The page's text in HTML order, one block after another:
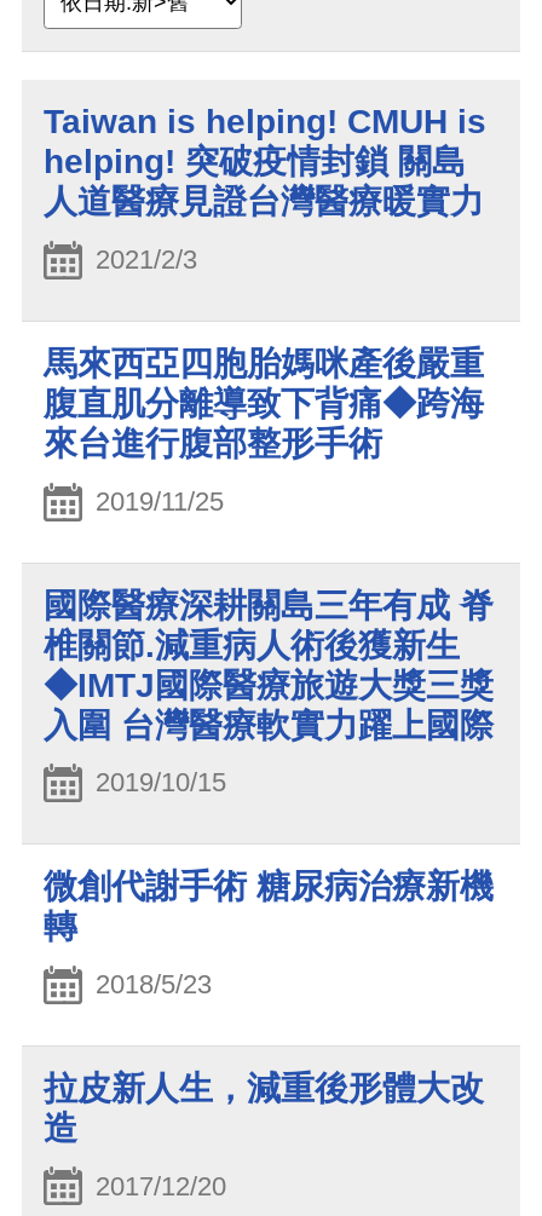
Taiwan is helping! CMUH is
helping! 突破疫情封鎖 關島
人道醫療見證台灣醫療暖實力
2021/2/3
馬來西亞四胞胎媽咪產後嚴重
腹直肌分離導致下背痛◆跨海
來台進行腹部整形手術
2019/11/25
國際醫療深耕關島三年有成 脊
椎關節.減重病人術後獲新生
◆IMTJ國際醫療旅遊大獎三獎
入圍 台灣醫療軟實力躍上國際
2019/10/15
微創代謝手術 糖尿病治療新機
轉
2018/5/23
拉皮新人生，減重後形體大改
造
2017/12/20